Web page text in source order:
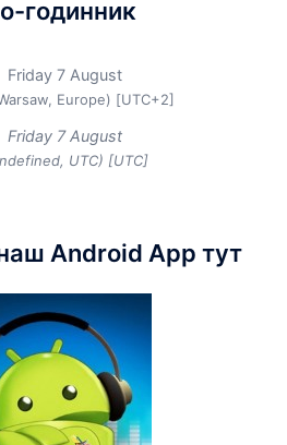
годинник
Friday 7 August
Europe) [UTC+2]
Friday 7 August
UTC) [UTC]
Android App тут